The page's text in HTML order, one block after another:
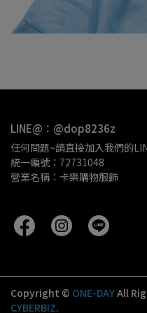
LINE@：@dop8236z
任何問題~請直接加入我們的
統一編號：72731048
營業名稱：卡樂購物服飾
Copyright © ONE-DAYAll
CYBERBIZ.